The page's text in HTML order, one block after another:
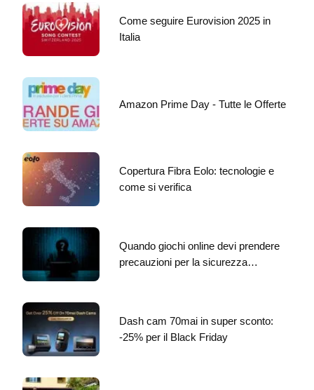
Come seguire Eurovision 2025 in
Italia
Amazon Prime Day - Tutte le Offerte
Copertura Fibra Eolo: tecnologie e
come si verifica
Quando giochi online devi prendere
precauzioni per la sicurezza…
Dash cam 70mai in super sconto:
-25% per il Black Friday